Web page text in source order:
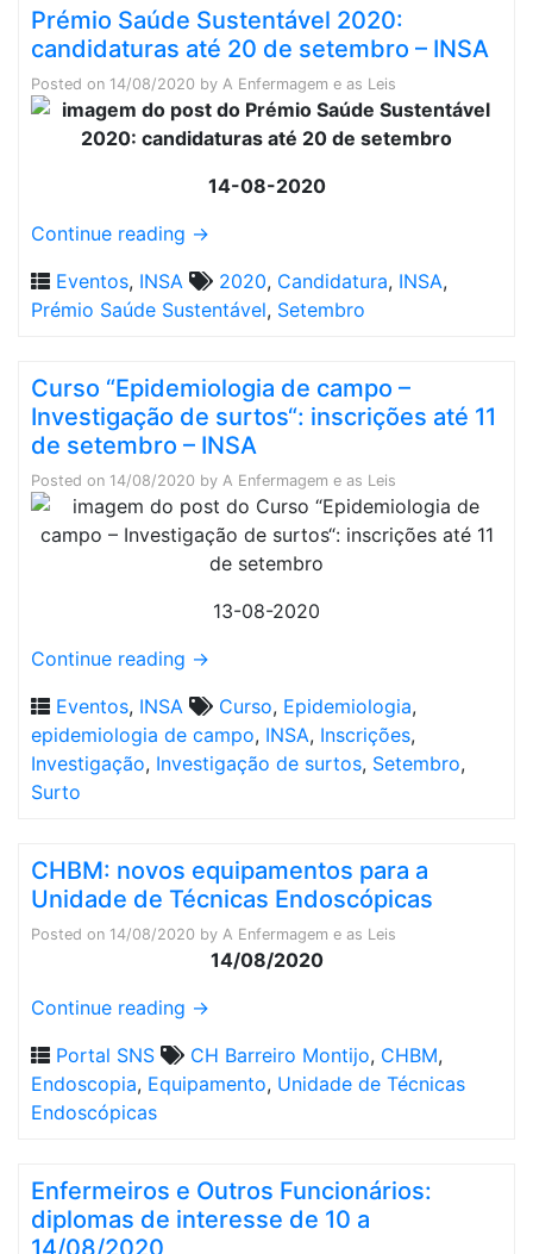
Prémio Saúde Sustentável 2020:
candidaturas até 20 de setembro – INSA
Posted on 14/08/2020 by A Enfermagem e as Leis
14-08-2020
Continue reading →
Eventos, INSA 2020, Candidatura, INSA,
Prémio Saúde Sustentável, Setembro
Curso “Epidemiologia de campo –
Investigação de surtos“: inscrições até 11
de setembro – INSA
Posted on 14/08/2020 by A Enfermagem e as Leis
13-08-2020
Continue reading →
Eventos, INSA Curso, Epidemiologia,
epidemiologia de campo, INSA, Inscrições,
Investigação, Investigação de surtos, Setembro,
Surto
CHBM: novos equipamentos para a
Unidade de Técnicas Endoscópicas
Posted on 14/08/2020 by A Enfermagem e as Leis
14/08/2020
Continue reading →
Portal SNS
CH Barreiro Montijo, CHBM,
Endoscopia, Equipamento, Unidade de Técnicas
Endoscópicas
Enfermeiros e Outros Funcionários:
diplomas de interesse de 10 a
14/08/2020